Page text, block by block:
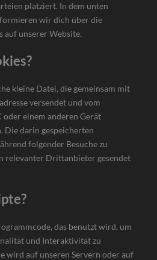
platziert. In dem unten
wir dich über die
auf unserer Website.
kleine Datei, die gemeinsam mit
versendet und vom
einem anderen Gerät
Die darin gespeicherten
folgender Besuche zu
relevanter Drittanbieter gesendet
das benutzt wird, um
und Interaktivität zu
wird auf unseren Servern oder auf